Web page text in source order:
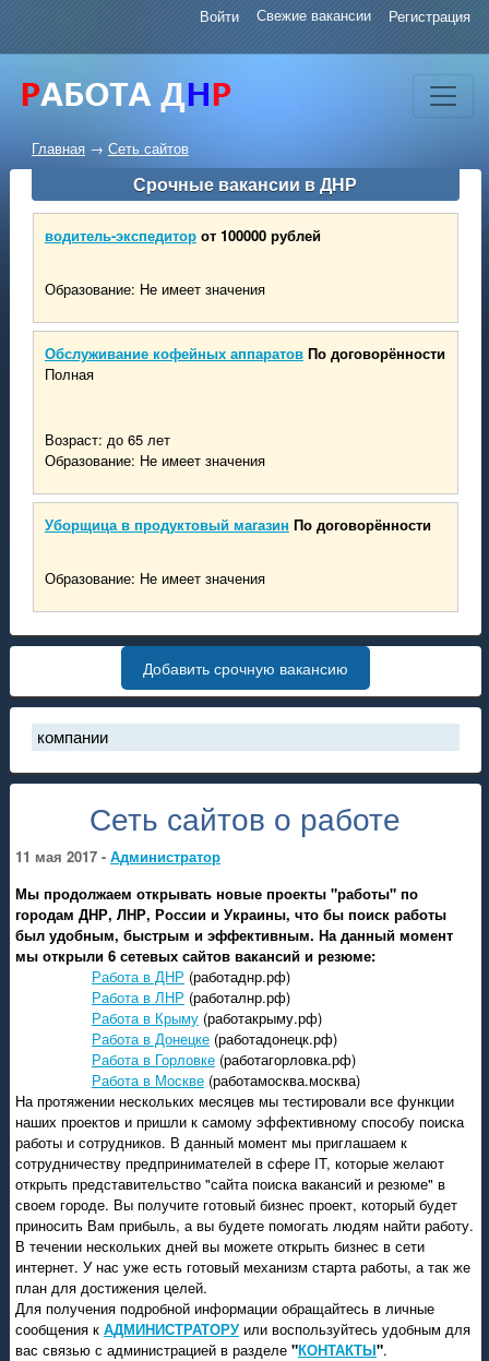
Войти Свежие вакансии Регистрация
Главная → Сеть сайтов
Срочные вакансии в ДНР
водитель-экспедитор от 100000 рублей
Образование: Не имеет значения
Обслуживание кофейных аппаратов По договорённости
Полная
Возраст: до 65 лет
Образование: Не имеет значения
Уборщица в продуктовый магазин По договорённости
Образование: Не имеет значения
Добавить срочную вакансию
высокооплачиваемые рабочие специальности за первый
«работа ДНР» снова доступно в Play Market
обновление на проекте "работа ДНР": закладки,
работы в России и Украине
вакансии в ДНР на 2021 год от Центра Занятости
важные вакансии
приложение проекта РАБОТА ДНР
Сеть сайтов о работе
11 мая 2017 - Администратор
Мы продолжаем открывать новые проекты "работы" по
городам ДНР, ЛНР, России и Украины, что бы поиск работы
был удобным, быстрым и эффективным. На данный момент
мы открыли 6 сетевых сайтов вакансий и резюме:
Работа в ДНР (работаднр.рф)
Работа в ЛНР (работалнр.рф)
Работа в Крыму(работакрыму.рф)
Работа в Донецке(работадонецк.рф)
Работа в Горловке(работагорловка.рф)
Работа в Москве(работамосква.москва)
На протяжении нескольких месяцев мы тестировали все функции
наших проектов и пришли к самому эффективному способу поиска
работы и сотрудников. В данный момент мы приглашаем к
сотрудничеству предпринимателей в сфере IT, которые желают
открыть представительство "сайта поиска вакансий и резюме" в
своем городе. Вы получите готовый бизнес проект, который будет
приносить Вам прибыль, а вы будете помогать людям найти работу.
В течении нескольких дней вы можете открыть бизнес в сети
интернет. У нас уже есть готовый механизм старта работы, а так же
план для достижения целей.
Для получения подробной информации обращайтесь в личные
сообщения к АДМИНИСТРАТОРУ или воспользуйтесь удобным для
вас связью с администрацией в разделе"КОНТАКТЫ".